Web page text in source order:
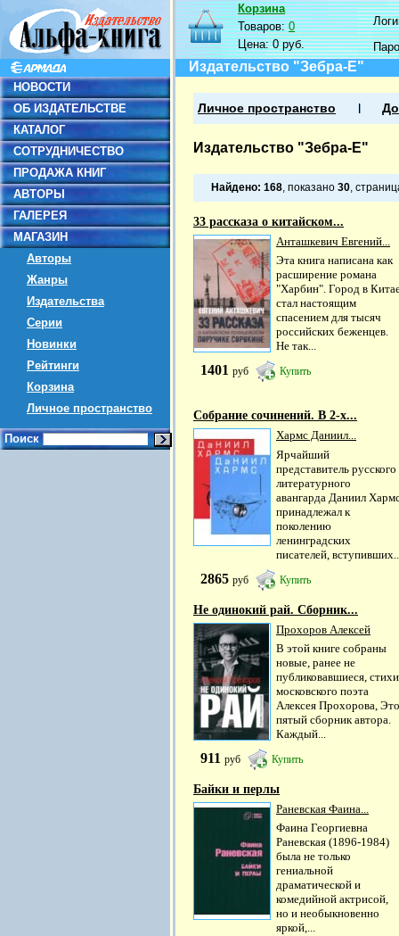
НОВОСТИ
ОБ ИЗДАТЕЛЬСТВЕ
КАТАЛОГ
СОТРУДНИЧЕСТВО
ПРОДАЖА КНИГ
АВТОРЫ
ГАЛЕРЕЯ
МАГАЗИН
Авторы
Жанры
Издательства
Серии
Новинки
Рейтинги
Корзина
Личное пространство
Поиск
Корзина
Товаров:0
Цена:0 руб.
Издательство "Зебра-Е"
Личное пространство
Издательство "Зебра-Е"
Найдено: 168, показано 30,
33 рассказа о китайском...
Анташкевич Евгений...
Эта книга написана как
расширение романа
"Харбин". Город в
стал настоящим
спасением для тысяч
российских беженцев.
Не так...
1401 руб Купить
Собрание сочинений. В 2-х...
Хармс Даниил...
Ярчайший
представитель русского
литературного
авангарда Даниил
принадлежал к
поколению
ленинградских
писателей,
2865 руб Купить
Не одинокий рай. Сборник...
Прохоров Алексей
В этой книге собраны
новые, ранее не
публиковавшиеся, стихи
московского поэта
Алексея Прохорова, Это
пятый сборник автора.
Каждый...
911 руб Купить
Байки и перлы
Раневская Фаина...
Фаина Георгиевна
Раневская (1896-1984)
была не только
гениальной
драматической и
комедийной актрисой,
но и необыкновенно
яркой,...